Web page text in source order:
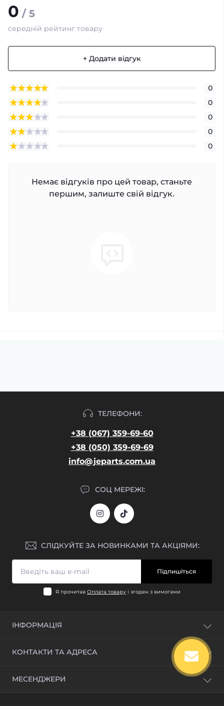
0 / 5
середній рейтинг товару
+ Додати відгук
0
0
0
0
0
Немає відгуків про цей товар, станьте
першим, залиште свій відгук.
ТЕЛЕФОНИ:
+38 (067) 359-69-60
+38 (050) 359-69-69
info@jeparts.com.ua
СОЦ МЕРЕЖІ:
СЛІДКУЙТЕ ЗА НОВИНКАМИ ТА АКЦІЯМИ:
Підпишіться
Я прочитав Оплата товару і згоден з вимогами
ІНФОРМАЦІЯ
Відгуки
Повернення товару
КОНТАКТИ ТА АДРЕСА
МЕСЕНДЖЕРИ